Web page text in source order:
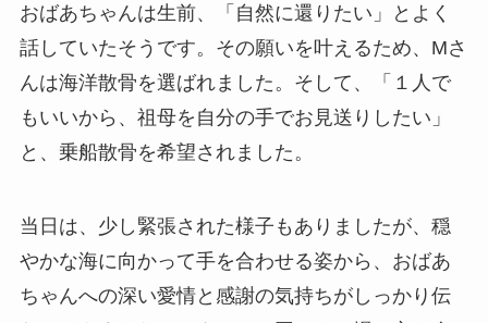
おばあちゃんは生前、「自然に還りたい」とよく
話していたそうです。その願いを叶えるため、Mさ
んは海洋散骨を選ばれました。そして、「１人で
もいいから、祖母を自分の手でお見送りしたい」
と、乗船散骨を希望されました。
当日は、少し緊張された様子もありましたが、穏
やかな海に向かって手を合わせる姿から、おばあ
ちゃんへの深い愛情と感謝の気持ちがしっかり伝